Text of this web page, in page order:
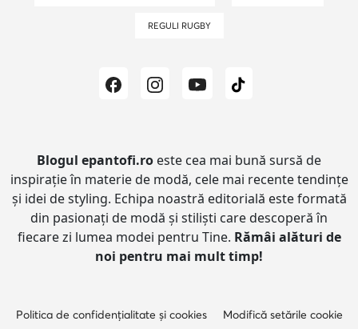
REGULI RUGBY
Blogul epantofi.ro este cea mai bună sursă de
inspirație în materie de modă, cele mai recente tendințe
și idei de styling. Echipa noastră editorială este formată
din pasionați de modă și stiliști care descoperă în
fiecare zi lumea modei pentru Tine. Rămâi alături de
noi pentru mai mult timp!
Politica de confidențialitate și cookies
Modifică setările cookie